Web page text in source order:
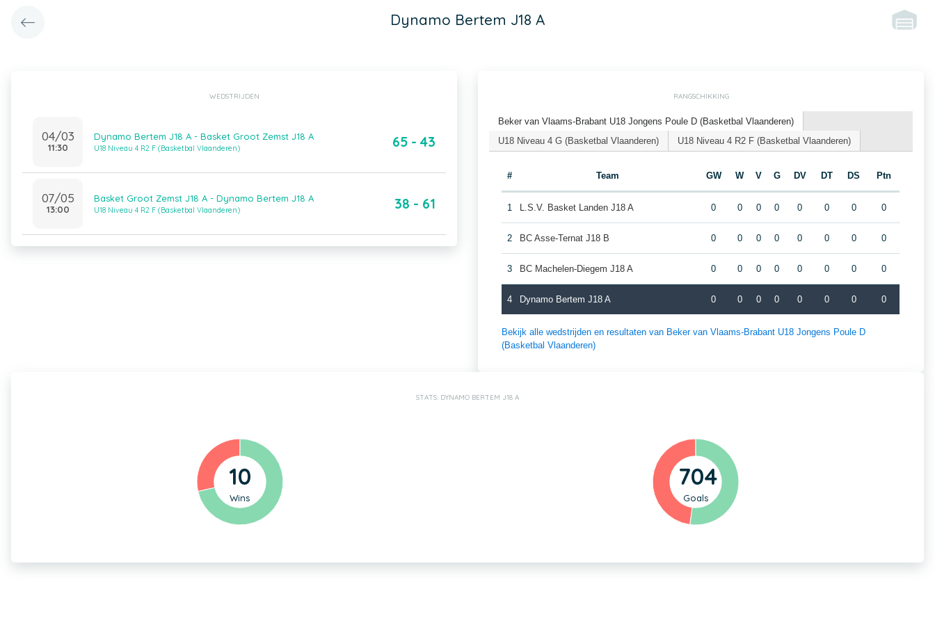
Dynamo Bertem J18 A
WEDSTRIJDEN
04/03
11:30
Dynamo Bertem J18 A - Basket Groot Zemst J18 A
U18 Niveau 4 R2 F (Basketbal Vlaanderen) 65 - 43
07/05
13:00
Basket Groot Zemst J18 A - Dynamo Bertem J18 A
U18 Niveau 4 R2 F (Basketbal Vlaanderen) 38 - 61
RANGSCHIKKING
Beker van Vlaams-Brabant U18 Jongens Poule D (Basketbal Vlaanderen)
U18 Niveau 4 G (Basketbal Vlaanderen)
U18 Niveau 4 R2 F (Basketbal Vlaanderen)
# Team GW W V G DV DT DS Ptn
1 L.S.V. Basket Landen J18 A 0 0 0 0 0 0 0 0
2 BC Asse-Ternat J18 B 0 0 0 0 0 0 0 0
3 BC Machelen-Diegem J18 A 0 0 0 0 0 0 0 0
4 Dynamo Bertem J18 A 0 0 0 0 0 0 0 0
Bekijk alle wedstrijden en resultaten van Beker van Vlaams-Brabant U18 Jongens Poule D
(Basketbal Vlaanderen)
STATS: DYNAMO BERTEM J18 A
10
Wins
704
Goals